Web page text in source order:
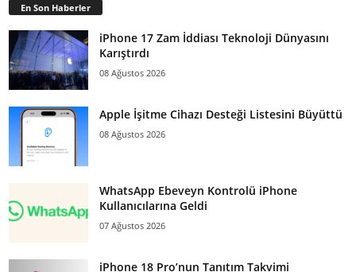
En Son Haberler
iPhone 17 Zam İddiası Teknoloji Dünyasını
Karıştırdı
08 Ağustos 2026
Apple İşitme Cihazı Desteği Listesini Büyüttü
08 Ağustos 2026
WhatsApp Ebeveyn Kontrolü iPhone
Kullanıcılarına Geldi
07 Ağustos 2026
iPhone 18 Pro’nun Tanıtım Takvimi